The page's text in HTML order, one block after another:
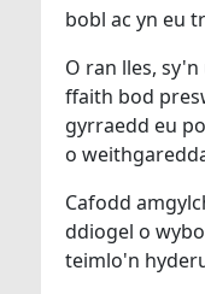
bobl ac yn eu
O ran lles,
ffaith bod
gyrraedd eu
o
Cafodd
ddiogel o
teimlo'n